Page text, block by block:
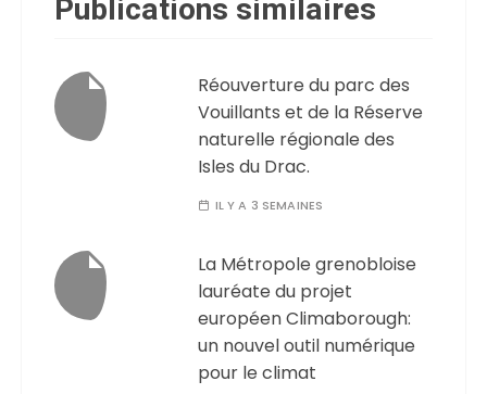
Publications similaires
Réouverture du parc des
Vouillants et de la Réserve
naturelle régionale des
Isles du Drac.
IL Y A 3 SEMAINES
La Métropole grenobloise
lauréate du projet
européen Climaborough:
un nouvel outil numérique
pour le climat